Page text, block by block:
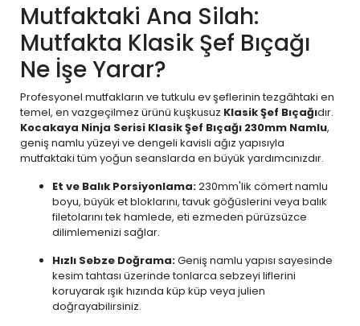
Mutfaktaki Ana Silah:
Mutfakta Klasik Şef Bıçağı
Ne İşe Yarar?
Profesyonel mutfakların ve tutkulu ev şeflerinin tezgâhtaki en
temel, en vazgeçilmez ürünü kuşkusuz Klasik Şef Bıçağıdır.
Kocakaya Ninja Serisi Klasik Şef Bıçağı 230mm Namlu,
geniş namlu yüzeyi ve dengeli kavisli ağız yapısıyla
mutfaktaki tüm yoğun seanslarda en büyük yardımcınızdır.
Et ve Balık Porsiyonlama:230mm'lik cömert namlu
boyu, büyük et bloklarını, tavuk göğüslerini veya balık
filetolarını tek hamlede, eti ezmeden pürüzsüzce
dilimlemenizi sağlar.
Hızlı Sebze Doğrama:Geniş namlu yapısı sayesinde
kesim tahtası üzerinde tonlarca sebzeyi liflerini
koruyarak ışık hızında küp küp veya julien
doğrayabilirsiniz.